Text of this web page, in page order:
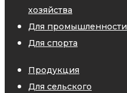
хозяйства
Для промышленности
Для спорта
Продукция
Для сельского